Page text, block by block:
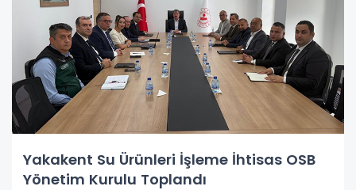
Yakakent Su Ürünleri İşleme İhtisas OSB
Yönetim Kurulu Toplandı